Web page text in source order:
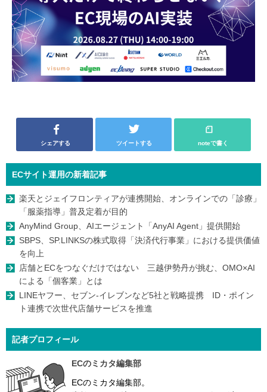
シェアする ツイートする noteで書く
ECサイト運用の新着記事
楽天とジェイフロンティアが連携開始、オンラインでの「診療」
「服薬指導」普及定着が目的
AnyMind Group、AIエージェント「AnyAI Agent」提供開始
SBPS、SP.LINKSの株式取得「決済代行事業」における提供価値
を向上
店舗とECをつなぐだけではない 三越伊勢丹が挑む、OMO×AI
による「個客業」とは
LINEヤフー、セブン-イレブンなど5社と戦略提携 ID・ポイン
ト連携で次世代店舗サービスを推進
記者プロフィール
ECのミカタ編集部
ECのミカタ編集部。